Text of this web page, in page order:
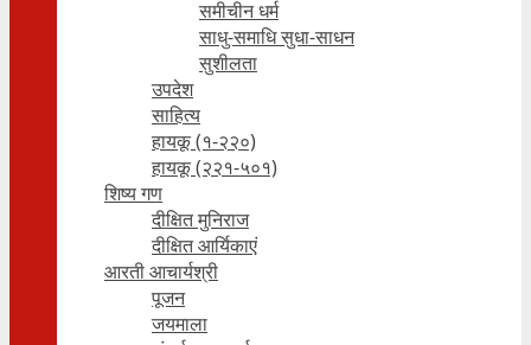
समीचीन धर्म
साधु-समाधि सुधा-साधन
सुशीलता
उपदेश
साहित्य
हायकू (१‍-२२०)
हायकू (२२१-५०१)
शिष्य गण
दीक्षित मुनिराज
दीक्षित आर्यिकाएं
आरती आचार्यश्री
पूजन
जयमाला